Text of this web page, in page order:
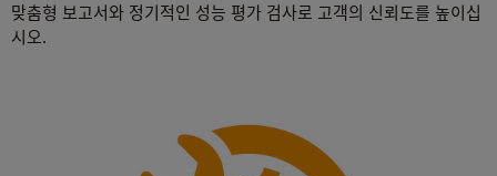
맞춤형 보고서와 정기적인 성능 평가 검사로 고객의 신뢰도를 높이십
시오.